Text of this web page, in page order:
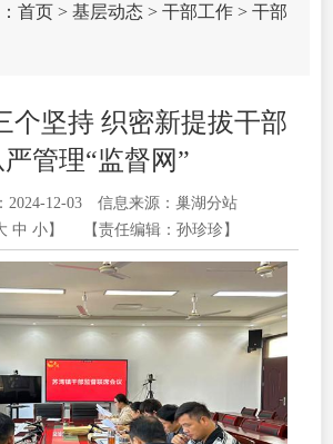
首页 > 基层动态 > 干部工作 > 干部
个坚持 织密新提拔干部
严管理“监督网”
2024-12-03
信息来源：巢湖分站
中 小 】 【责任编辑：孙珍珍】